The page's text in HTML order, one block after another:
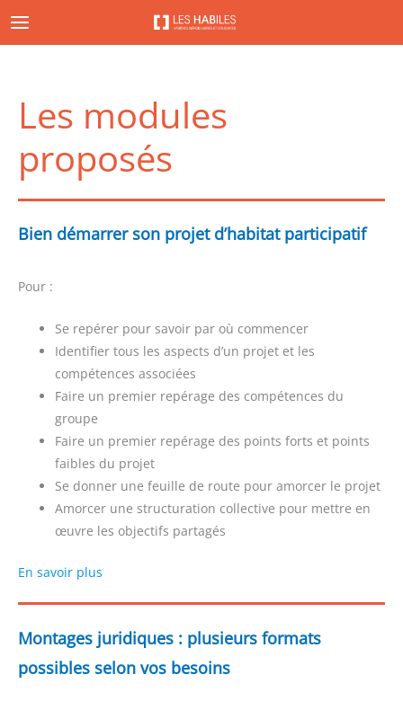
au
Les modules
proposés
Bien démarrer son projet d’habitat participatif
Pour :
Se repérer pour savoir par où commencer
Identifier tous les aspects d’un projet et les
compétences associées
Faire un premier repérage des compétences du
groupe
Faire un premier repérage des points forts et points
faibles du projet
Se donner une feuille de route pour amorcer le projet
Amorcer une structuration collective pour mettre en
œuvre les objectifs partagés
En savoir plus
Montages juridiques : plusieurs formats
possibles selon vos besoins